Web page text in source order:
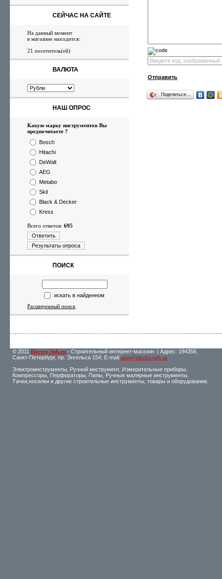
СЕЙЧАС НА САЙТЕ
На данный момент
в магазине находится:
21 посетитель(ей)
ВАЛЮТА
НАШ ОПРОС
Какую марку инструментов Вы
предпочитаете ?
Bosch
Hitachi
DeWalt
AEG
Metabo
Skil
Black & Decker
Kress
Всего ответов: 695
Ответить
Результаты опроса
ПОИСК
искать в найденном
Расширенный поиск
Отправить
Поделиться…
© 2011 Electro-Spb.ru- Строительный интернет-магазин. | Адрес: 194358,
Санкт-Петербург, пр. Энгельса 154, E-mail:sales@electro-spb.ru
Электроинструменты, Ручной инструмент, Измерительные приборы,
Компрессоры, Перфораторы, Пилы, Ручные малярные инструменты,
Тачки,носилки и другие строительные инструменты, товары и оборудование.